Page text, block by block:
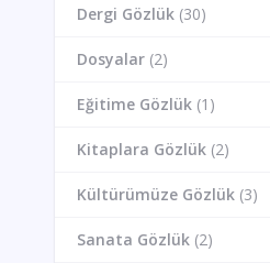
Dergi Gözlük(30)
Dosyalar(2)
Eğitime Gözlük(1)
Kitaplara Gözlük(2)
Kültürümüze Gözlük(3)
Sanata Gözlük(2)